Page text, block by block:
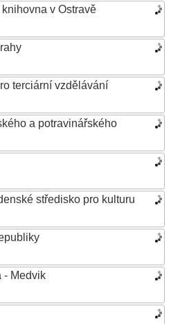
v Ostravě
terciární vzdělávání
a potravinářského
středisko pro kulturu
- Medvik